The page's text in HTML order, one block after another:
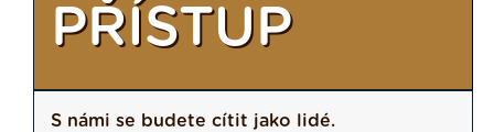
PŘÍSTUP
S námi se budete cítit jako lidé.